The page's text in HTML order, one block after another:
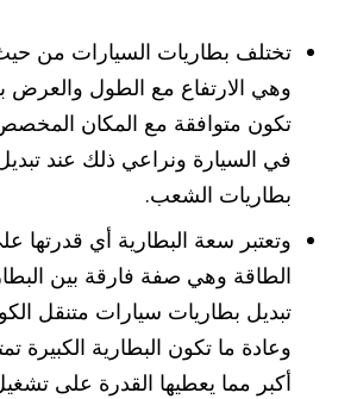
تختلف بطاريات السيارات من حيث
وهي الارتفاع مع الطول والعرض
تكون متوافقة مع المكان المخصص
في السيارة ونراعي ذلك عند
بطاريات الشعب.
وتعتبر سعة البطارية أي قدرتها
الطاقة وهي صفة فارقة بين
تبديل بطاريات سيارات متنقل
وعادة ما تكون البطارية الكبيرة
أكبر مما يعطيها القدرة على